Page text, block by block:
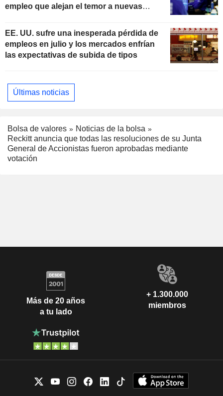
empleo que alejan el temor a nuevas
EE. UU. sufre una inesperada pérdida de
empleos en julio y los mercados enfrían
las expectativas de subida de tipos
Últimas noticias
Bolsa de valores
Noticias de la bolsa
Reckitt anuncia que todas las resoluciones de su Junta
General de Accionistas fueron aprobadas mediante
votación
Más de 20 años
a tu lado
+ 1.300.000
miembros